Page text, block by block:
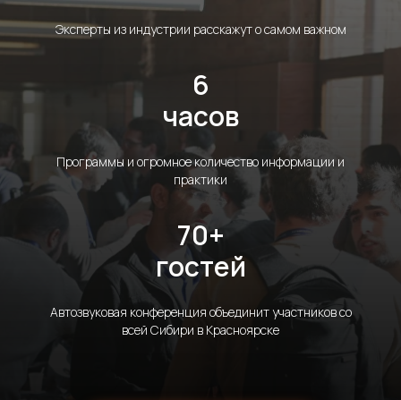
Эксперты из индустрии расскажут о самом важном
6
часов
Программы и огромное количество информации и
практики
70+
гостей
Автозвуковая конференция объединит участников со
всей Сибири в Красноярске